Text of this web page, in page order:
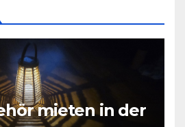
mieten in der